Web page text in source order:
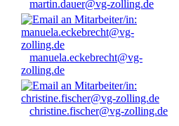
martin.dauer@vg-zolling.de
manuela.eckebrecht@vg-
zolling.de
christine.fischer@vg-zolling.de